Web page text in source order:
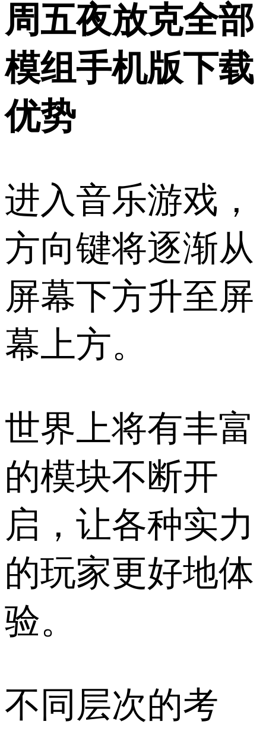
周五夜放克全部
模组手机版下载
优势
进入音乐游戏，
方向键将逐渐从
屏幕下方升至屏
幕上方。
世界上将有丰富
的模块不断开
启，让各种实力
的玩家更好地体
验。
不同层次的考